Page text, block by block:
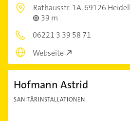
Rathausstr. 1A,69126
39 m
06221 3 39 58 71
Webseite
Hofmann Astrid
SANITÄRINSTALLATIONEN